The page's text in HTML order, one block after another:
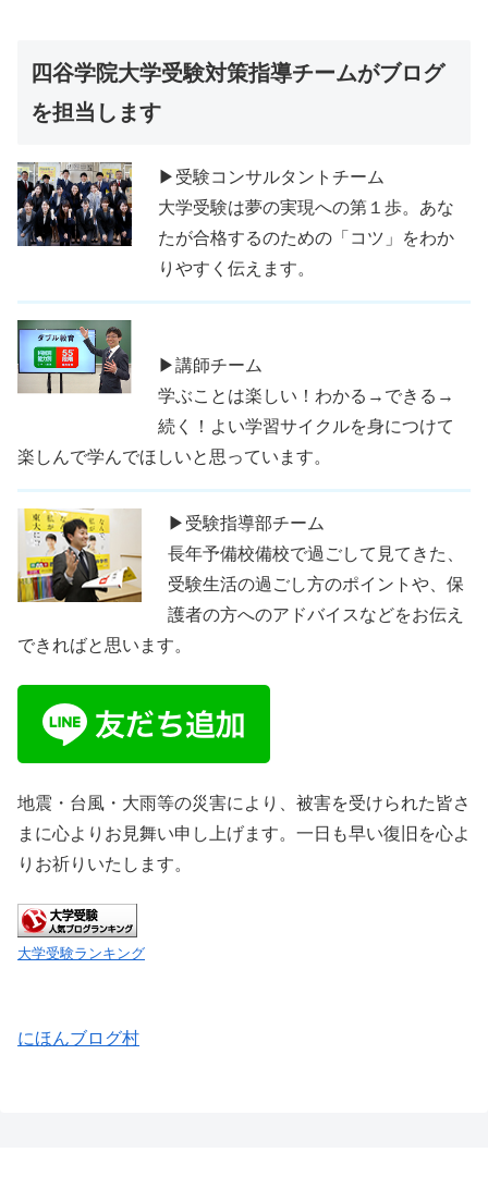
四谷学院大学受験対策指導チームがブログ
を担当します
▶受験コンサルタントチーム
大学受験は夢の実現への第１歩。あな
たが合格するのための「コツ」をわか
りやすく伝えます。
▶講師チーム
学ぶことは楽しい！わかる→できる→
続く！よい学習サイクルを身につけて
楽しんで学んでほしいと思っています。
▶受験指導部チーム
長年予備校備校で過ごして見てきた、
受験生活の過ごし方のポイントや、保
護者の方へのアドバイスなどをお伝え
できればと思います。
地震・台風・大雨等の災害により、被害を受けられた皆さ
まに心よりお見舞い申し上げます。一日も早い復旧を心よ
りお祈りいたします。
大学受験ランキング
にほんブログ村